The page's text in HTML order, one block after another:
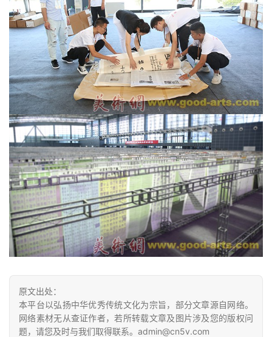
艺
坛
快
讯
书
法
征
稿
学
术
研
究
法
赏
砚
原文出处：
本平台以弘扬中华优秀传统文化为宗旨，部分文章源自网络。
网络素材无从查证作者，若所转载文章及图片涉及您的版权问
题，请您及时与我们取得联系。admin@cn5v.com